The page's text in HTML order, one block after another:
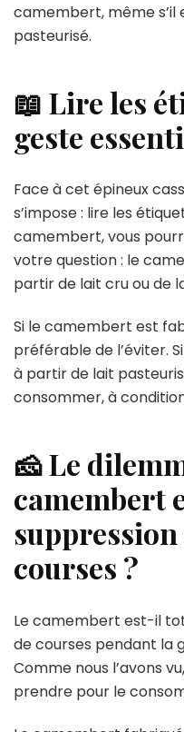
camembert, même
pasteurisé.
📖 Lire les
geste
Face à cet épineux
s’impose : lire les
camembert, vous
votre question : le
partir de lait cru ou de
Si le camembert est
préférable de l’éviter.
à partir de lait
consommer, à
🧀 Le
camembert
courses ?
Le camembert est-il
de courses pendant la
Comme nous l’avons
prendre pour le